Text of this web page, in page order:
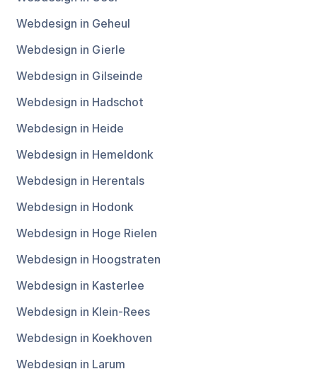
Webdesign in Geheul
Webdesign in Gierle
Webdesign in Gilseinde
Webdesign in Hadschot
Webdesign in Heide
Webdesign in Hemeldonk
Webdesign in Herentals
Webdesign in Hodonk
Webdesign in Hoge Rielen
Webdesign in Hoogstraten
Webdesign in Kasterlee
Webdesign in Klein-Rees
Webdesign in Koekhoven
Webdesign in Larum